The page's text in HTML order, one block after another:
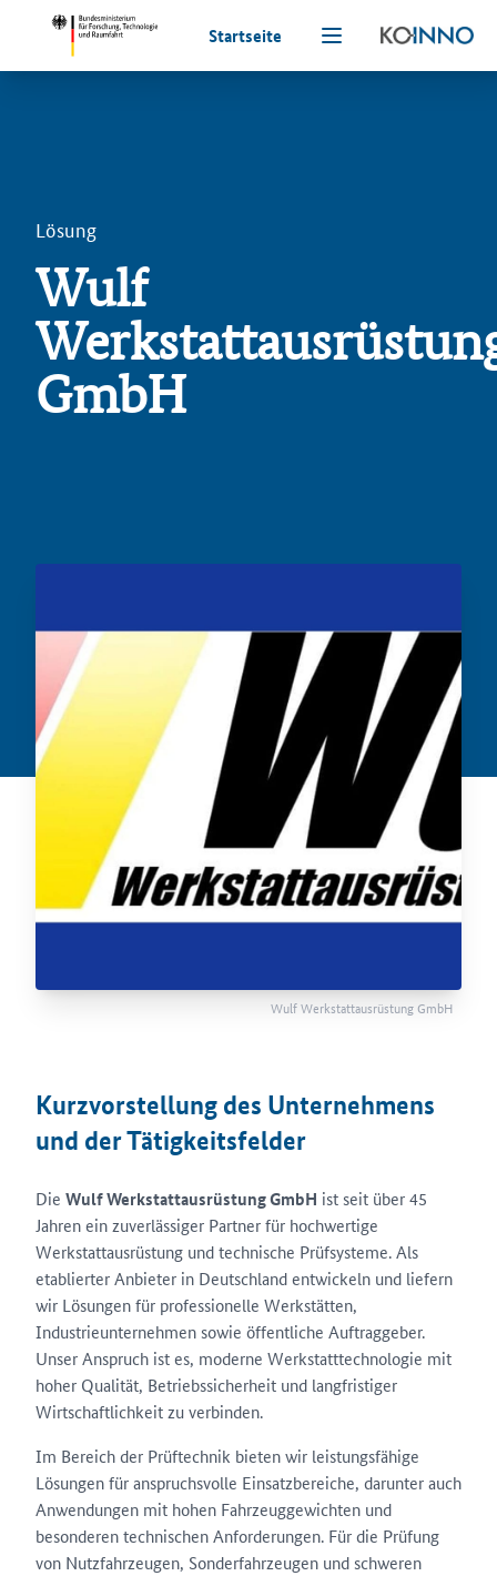
Startseite
Lösung
Wulf
GmbH
Wulf Werkstattausrüstung GmbH
Kurzvorstellung des Unternehmens
und der Tätigkeitsfelder
Die Wulf Werkstattausrüstung GmbH ist seit über 45
Jahren ein zuverlässiger Partner für hochwertige
Werkstattausrüstung und technische Prüfsysteme. Als
etablierter Anbieter in Deutschland entwickeln und liefern
wir Lösungen für professionelle Werkstätten,
Industrieunternehmen sowie öffentliche Auftraggeber.
Unser Anspruch ist es, moderne Werkstatttechnologie mit
hoher Qualität, Betriebssicherheit und langfristiger
Wirtschaftlichkeit zu verbinden.
Im Bereich der Prüftechnik bieten wir leistungsfähige
Lösungen für anspruchsvolle Einsatzbereiche, darunter auch
Anwendungen mit hohen Fahrzeuggewichten und
besonderen technischen Anforderungen. Für die Prüfung
von Nutzfahrzeugen, Sonderfahrzeugen und schweren